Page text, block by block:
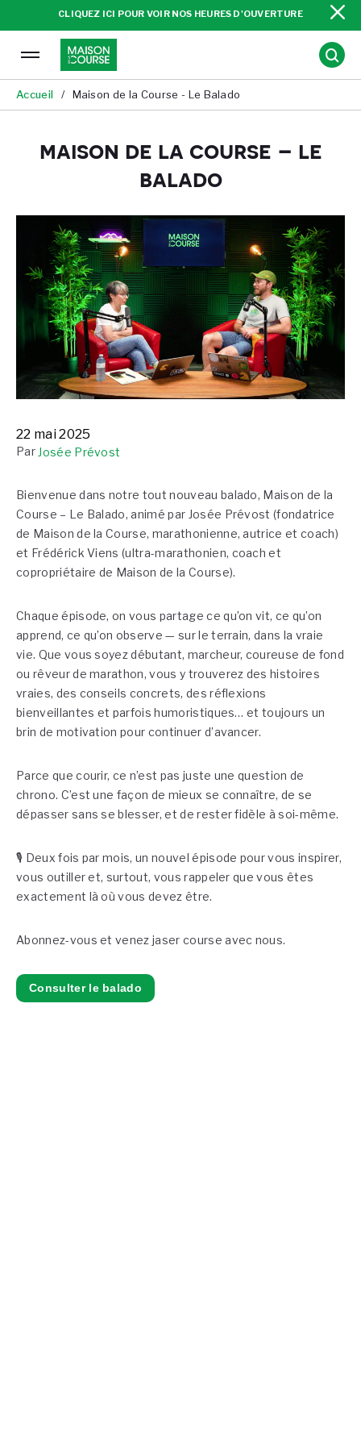
la
CLIQUEZ ICI POUR VOIR NOS HEURES D'OUVERTURE
Ouvrir
navigation
du
site
Accueil Maison de la Course - Le Balado
maison de la course – le
balado
22 mai 2025
Par Josée Prévost
Bienvenue dans notre tout nouveau balado, Maison de la
Course – Le Balado, animé par Josée Prévost (fondatrice
de Maison de la Course, marathonienne, autrice et coach)
et Frédérick Viens (ultra-marathonien, coach et
copropriétaire de Maison de la Course).
Chaque épisode, on vous partage ce qu’on vit, ce qu’on
apprend, ce qu’on observe — sur le terrain, dans la vraie
vie. Que vous soyez débutant, marcheur, coureuse de fond
ou rêveur de marathon, vous y trouverez des histoires
vraies, des conseils concrets, desréflexions
bienveillantes et parfois humoristiques… et toujours un
brin de motivation pour continuer d’avancer.
Parce que courir, ce n’est pas juste une question de
chrono. C’est une façon de mieux se connaître, de se
dépasser sans se blesser, et de rester fidèle à soi-même.
🎙️ Deux fois par mois, un nouvel épisode pour vous inspirer,
vous outiller et, surtout, vous rappeler que vous êtes
exactement là où vous devez être.
Abonnez-vous et venez jaser course avec nous.
Consulter le balado